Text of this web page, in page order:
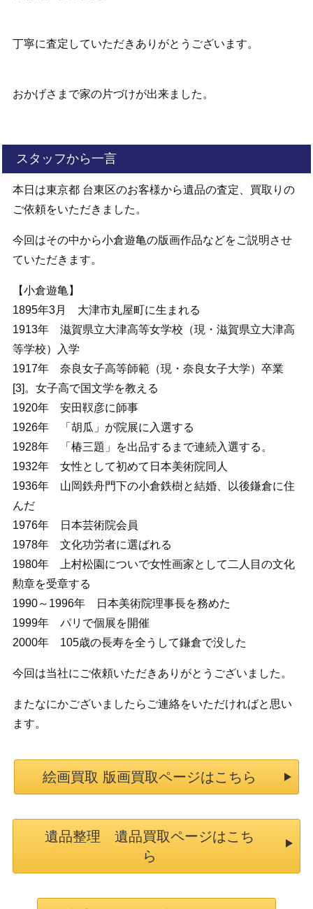
丁寧に査定していただきありがとうございます。
おかげさまで家の片づけが出来ました。
スタッフから一言
本日は東京都 台東区のお客様から遺品の査定、買取りの
ご依頼をいただきました。
今回はその中から小倉遊亀の版画作品などをご説明させ
ていただきます。
【小倉遊亀】
1895年3月 大津市丸屋町に生まれる
1913年 滋賀県立大津高等女学校（現・滋賀県立大津高
等学校）入学
1917年 奈良女子高等師範（現・奈良女子大学）卒業
[3]。女子高で国文学を教える
1920年 安田靫彦に師事
1926年 「胡瓜」が院展に入選する
1928年 「椿三題」を出品するまで連続入選する。
1932年 女性として初めて日本美術院同人
1936年 山岡鉄舟門下の小倉鉄樹と結婚、以後鎌倉に住
んだ
1976年 日本芸術院会員
1978年 文化功労者に選ばれる
1980年 上村松園についで女性画家として二人目の文化
勲章を受章する
1990～1996年 日本美術院理事長を務めた
1999年 パリで個展を開催
2000年 105歳の長寿を全うして鎌倉で没した
今回は当社にご依頼いただきありがとうございました。
またなにかございましたらご連絡をいただければと思い
ます。
絵画買取 版画買取ページはこちら
遺品整理 遺品買取ページはこち
ら